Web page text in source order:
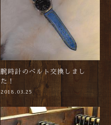
腕時計のベルト交換しまし
た！
2018.03.25